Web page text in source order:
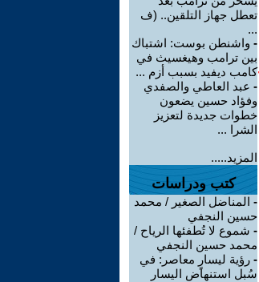
تعطل جهاز التلقين.. (ف
...
- واشنطن بوست: اشتباك
بين ترامب وهيغسيث في
كامب ديفيد بسبب أزم ...
- عبد العاطي والصفدي
وفؤاد حسين يضعون
خطوات جديدة لتعزيز
الشرا ...
المزيد.....
كتب ودراسات
- المناضل الصغير / محمد
حسين النجفي
- شموع لا تُطفئها الرياح /
محمد حسين النجفي
- رؤية ليسارٍ معاصر: في
سُبل استنهاض اليسار